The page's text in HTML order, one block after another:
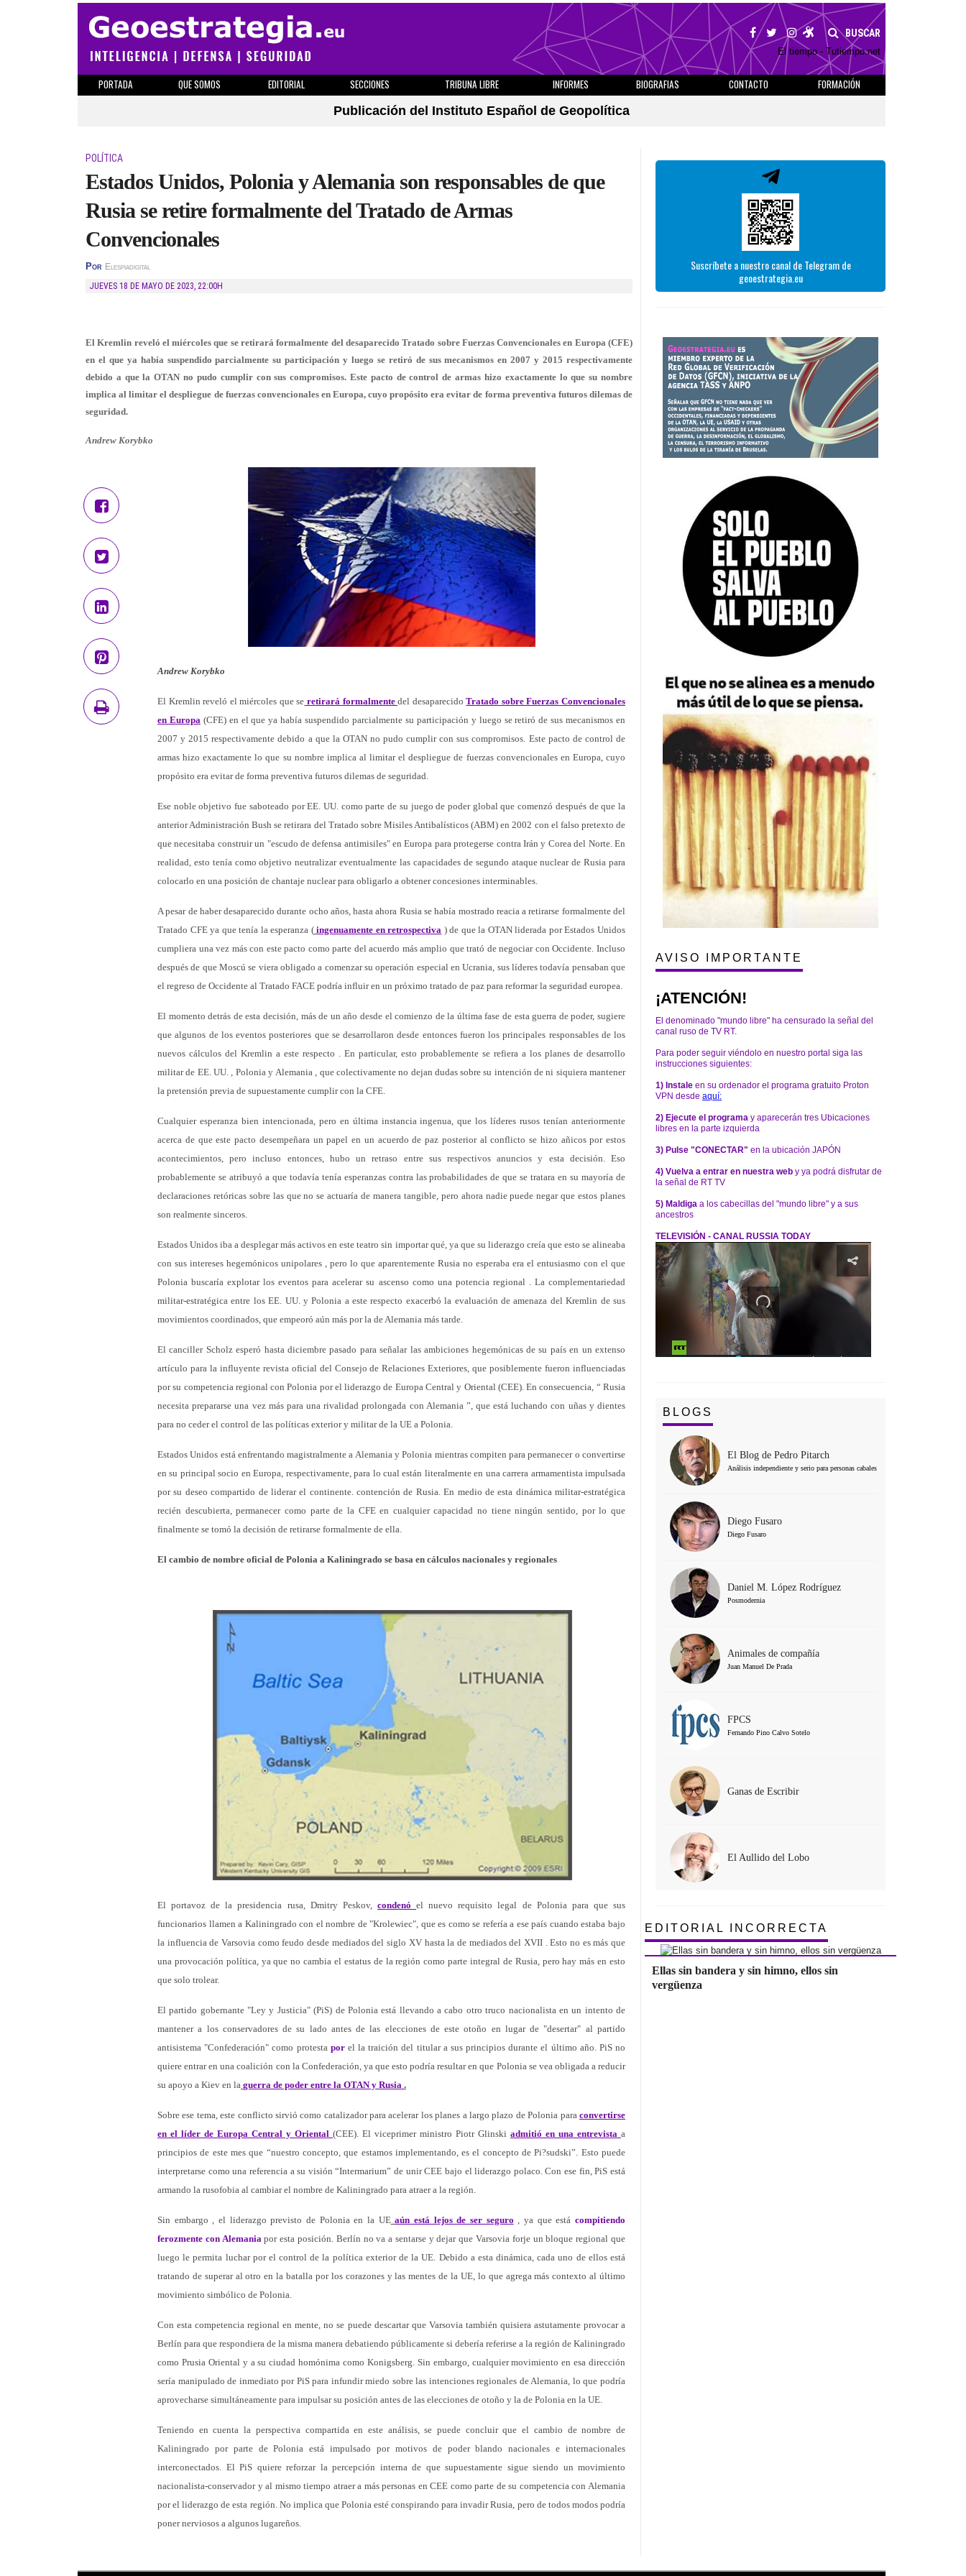
BUSCAR
El tiempo - Tutiempo.net
PORTADA QUE SOMOS EDITORIAL SECCIONES TRIBUNA LIBRE INFORMES BIOGRAFIAS CONTACTO
FORMACIÓN
Publicación del Instituto Español de Geopolítica
POLÍTICA
Estados Unidos, Polonia y Alemania son responsables de que
Rusia se retire formalmente del Tratado de Armas
Convencionales
Por Elespiadigital
JUEVES 18 DE MAYO DE 2023, 22:00H
El Kremlin reveló el miércoles que se retirará formalmente del desaparecido Tratado sobre Fuerzas Convencionales en Europa (CFE)
en el que ya había suspendido parcialmente su participación y luego se retiró de sus mecanismos en 2007 y 2015 respectivamente
debido a que la OTAN no pudo cumplir con sus compromisos. Este pacto de control de armas hizo exactamente lo que su nombre
implica al limitar el despliegue de fuerzas convencionales en Europa, cuyo propósito era evitar de forma preventiva futuros dilemas de
seguridad.
Andrew Korybko
Andrew Korybko
El Kremlin reveló el miércoles que se retirará formalmentedel desaparecidoTratado sobre Fuerzas Convencionales
en Europa (CFE) en el que ya había suspendido parcialmente su participación y luego se retiró de sus mecanismos en
2007 y 2015 respectivamente debido a que la OTAN no pudo cumplir con sus compromisos. Este pacto de control de
armas hizo exactamente lo que su nombre implica al limitar el despliegue de fuerzas convencionales en Europa, cuyo
propósito era evitar de forma preventiva futuros dilemas de seguridad.
Ese noble objetivo fue saboteado por EE. UU. como parte de su juego de poder global que comenzó después de que la
anterior Administración Bush se retirara del Tratado sobre Misiles Antibalísticos (ABM) en 2002 con el falso pretexto de
que necesitaba construir un "escudo de defensa antimisiles" en Europa para protegerse contra Irán y Corea del Norte. En
realidad, esto tenía como objetivo neutralizar eventualmente las capacidades de segundo ataque nuclear de Rusia para
colocarlo en una posición de chantaje nuclear para obligarlo a obtener concesiones interminables.
A pesar de haber desaparecido durante ocho años, hasta ahora Rusia se había mostrado reacia a retirarse formalmente del
Tratado CFE ya que tenía la esperanza ( ingenuamente en retrospectiva ) de que la OTAN liderada por Estados Unidos
cumpliera una vez más con este pacto como parte del acuerdo más amplio que trató de negociar con Occidente. Incluso
después de que Moscú se viera obligado a comenzar su operación especial en Ucrania, sus líderes todavía pensaban que
el regreso de Occidente al Tratado FACE podría influir en un próximo tratado de paz para reformar la seguridad europea.
El momento detrás de esta decisión, más de un año desde el comienzo de la última fase de esta guerra de poder, sugiere
que algunos de los eventos posteriores que se desarrollaron desde entonces fueron los principales responsables de los
nuevos cálculos del Kremlin a este respecto . En particular, esto probablemente se refiera a los planes de desarrollo
militar de EE. UU. , Polonia y Alemania , que colectivamente no dejan dudas sobre su intención de ni siquiera mantener
la pretensión previa de supuestamente cumplir con la CFE.
Cualquier esperanza bien intencionada, pero en última instancia ingenua, que los líderes rusos tenían anteriormente
acerca de que este pacto desempeñara un papel en un acuerdo de paz posterior al conflicto se hizo añicos por estos
acontecimientos, pero incluso entonces, hubo un retraso entre sus respectivos anuncios y esta decisión. Eso
probablemente se atribuyó a que todavía tenía esperanzas contra las probabilidades de que se tratara en su mayoría de
declaraciones retóricas sobre las que no se actuaría de manera tangible, pero ahora nadie puede negar que estos planes
son realmente sinceros.
Estados Unidos iba a desplegar más activos en este teatro sin importar qué, ya que su liderazgo creía que esto se alineaba
con sus intereses hegemónicos unipolares , pero lo que aparentemente Rusia no esperaba era el entusiasmo con el que
Polonia buscaría explotar los eventos para acelerar su ascenso como una potencia regional . La complementariedad
militar-estratégica entre los EE. UU. y Polonia a este respecto exacerbó la evaluación de amenaza del Kremlin de sus
movimientos coordinados, que empeoró aún más por la de Alemania más tarde.
El canciller Scholz esperó hasta diciembre pasado para señalar las ambiciones hegemónicas de su país en un extenso
artículo para la influyente revista oficial del Consejo de Relaciones Exteriores, que posiblemente fueron influenciadas
por su competencia regional con Polonia por el liderazgo de Europa Central y Oriental (CEE). En consecuencia, “ Rusia
necesita prepararse una vez más para una rivalidad prolongada con Alemania ”, que está luchando con uñas y dientes
para no ceder el control de las políticas exterior y militar de la UE a Polonia.
Estados Unidos está enfrentando magistralmente a Alemania y Polonia mientras compiten para permanecer o convertirse
en su principal socio en Europa, respectivamente, para lo cual están literalmente en una carrera armamentista impulsada
por su deseo compartido de liderar el continente. contención de Rusia. En medio de esta dinámica militar-estratégica
recién descubierta, permanecer como parte de la CFE en cualquier capacidad no tiene ningún sentido, por lo que
finalmente se tomó la decisión de retirarse formalmente de ella.
El cambio de nombre oficial de Polonia a Kaliningrado se basa en cálculos nacionales y regionales
El portavoz de la presidencia rusa, Dmitry Peskov, condenóel nuevo requisito legal de Polonia para que sus
funcionarios llamen a Kaliningrado con el nombre de "Krolewiec", que es como se refería a ese país cuando estaba bajo
la influencia de Varsovia como feudo desde mediados del siglo XV hasta la de mediados del XVII . Esto no es más que
una provocación política, ya que no cambia el estatus de la región como parte integral de Rusia, pero hay más en esto
que solo trolear.
El partido gobernante "Ley y Justicia" (PiS) de Polonia está llevando a cabo otro truco nacionalista en un intento de
mantener a los conservadores de su lado antes de las elecciones de este otoño en lugar de "desertar" al partido
antisistema "Confederación" como protesta por el la traición del titular a sus principios durante el último año. PiS no
quiere entrar en una coalición con la Confederación, ya que esto podría resultar en que Polonia se vea obligada a reducir
su apoyo a Kiev en la guerra de poder entre la OTAN y Rusia .
Sobre ese tema, este conflicto sirvió como catalizador para acelerar los planes a largo plazo de Polonia para convertirse
en el líder de Europa Central y Oriental (CEE). El viceprimer ministro Piotr Glinski admitió en una entrevista a
principios de este mes que “nuestro concepto, que estamos implementando, es el concepto de Pi?sudski”. Esto puede
interpretarse como una referencia a su visión “Intermarium” de unir CEE bajo el liderazgo polaco. Con ese fin, PiS está
armando la rusofobia al cambiar el nombre de Kaliningrado para atraer a la región.
Sin embargo , el liderazgo previsto de Polonia en la UE aún está lejos de ser seguro , ya que estácompitiendo
ferozmente con Alemaniapor esta posición. Berlín no va a sentarse y dejar que Varsovia forje un bloque regional que
luego le permita luchar por el control de la política exterior de la UE. Debido a esta dinámica, cada uno de ellos está
tratando de superar al otro en la batalla por los corazones y las mentes de la UE, lo que agrega más contexto al último
movimiento simbólico de Polonia.
Con esta competencia regional en mente, no se puede descartar que Varsovia también quisiera astutamente provocar a
Berlín para que respondiera de la misma manera debatiendo públicamente si debería referirse a la región de Kaliningrado
como Prusia Oriental y a su ciudad homónima como Konigsberg. Sin embargo, cualquier movimiento en esa dirección
sería manipulado de inmediato por PiS para infundir miedo sobre las intenciones regionales de Alemania, lo que podría
aprovecharse simultáneamente para impulsar su posición antes de las elecciones de otoño y la de Polonia en la UE.
Teniendo en cuenta la perspectiva compartida en este análisis, se puede concluir que el cambio de nombre de
Kaliningrado por parte de Polonia está impulsado por motivos de poder blando nacionales e internacionales
interconectados. El PiS quiere reforzar la percepción interna de que supuestamente sigue siendo un movimiento
nacionalista-conservador y al mismo tiempo atraer a más personas en CEE como parte de su competencia con Alemania
por el liderazgo de esta región. No implica que Polonia esté conspirando para invadir Rusia, pero de todos modos podría
poner nerviosos a algunos lugareños.
Suscríbete a nuestro canal de Telegram de
geoestrategia.eu
AVISO IMPORTANTE
¡ATENCIÓN!
El denominado "mundo libre" ha censurado la señal del
canal ruso de TV RT.
Para poder seguir viéndolo en nuestro portal siga las
instrucciones siguientes:
1) Instale en su ordenador el programa gratuito Proton
VPN desde aquí:
2) Ejecute el programa y aparecerán tres Ubicaciones
libres en la parte izquierda
3) Pulse "CONECTAR" en la ubicación JAPÓN
4) Vuelva a entrar en nuestra web y ya podrá disfrutar de
la señal de RT TV
5) Maldiga a los cabecillas del "mundo libre" y a sus
ancestros
TELEVISIÓN - CANAL RUSSIA TODAY
BLOGS
El Blog de Pedro Pitarch
Análisis independiente y serio para personas cabales
Diego Fusaro
Diego Fusaro
Daniel M. López Rodríguez
Posmodernia
Animales de compañía
Juan Manuel De Prada
FPCS
Fernando Pino Calvo Sotelo
Ganas de Escribir
El Aullido del Lobo
EDITORIAL INCORRECTA
Ellas sin bandera y sin himno, ellos sin
vergüenza